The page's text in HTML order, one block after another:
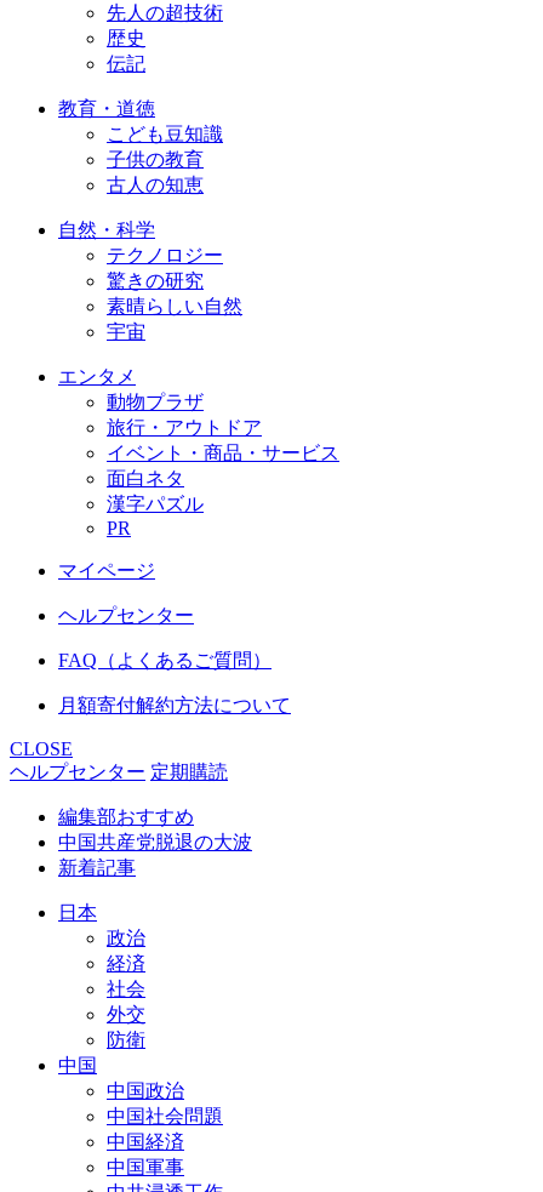
先人の超技術
歴史
伝記
教育・道徳
こども豆知識
子供の教育
古人の知恵
自然・科学
テクノロジー
驚きの研究
素晴らしい自然
宇宙
エンタメ
動物プラザ
旅行・アウトドア
イベント・商品・サービス
面白ネタ
漢字パズル
PR
マイページ
ヘルプセンター
FAQ（よくあるご質問）
月額寄付解約方法について
CLOSE
ヘルプセンター 定期購読
編集部おすすめ
中国共産党脱退の大波
新着記事
日本
政治
経済
社会
外交
防衛
中国
中国政治
中国社会問題
中国経済
中国軍事